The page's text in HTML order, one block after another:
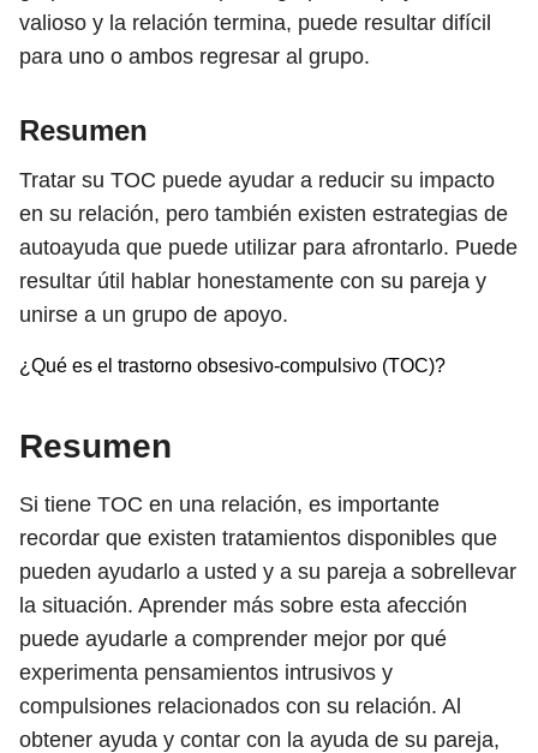
valioso y la relación termina, puede resultar difícil
para uno o ambos regresar al grupo.
Resumen
Tratar su TOC puede ayudar a reducir su impacto
en su relación, pero también existen estrategias de
autoayuda que puede utilizar para afrontarlo. Puede
resultar útil hablar honestamente con su pareja y
unirse a un grupo de apoyo.
¿Qué es el trastorno obsesivo-compulsivo (TOC)?
Resumen
Si tiene TOC en una relación, es importante
recordar que existen tratamientos disponibles que
pueden ayudarlo a usted y a su pareja a sobrellevar
la situación. Aprender más sobre esta afección
puede ayudarle a comprender mejor por qué
experimenta pensamientos intrusivos y
compulsiones relacionados con su relación. Al
obtener ayuda y contar con la ayuda de su pareja,